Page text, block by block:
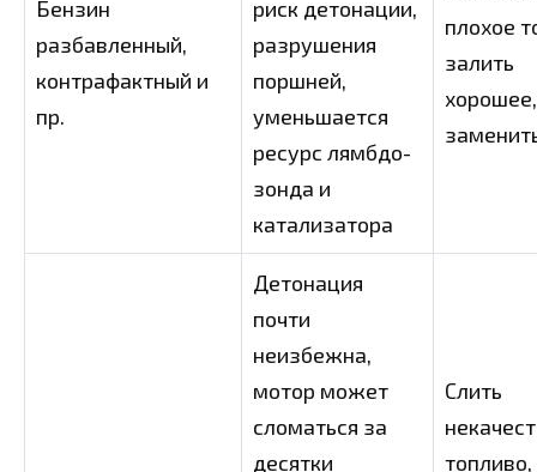
Бензин
разбавленный,
контрафактный и
пр.
риск детонации,
разрушения
поршней,
уменьшается
ресурс лямбдо-
зонда и
катализатора
плохое
залить
хорошее,
Детонация
почти
неизбежна,
мотор может
сломаться за
десятки
Слить